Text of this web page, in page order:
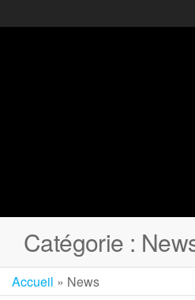
Catégorie :
Accueil » News